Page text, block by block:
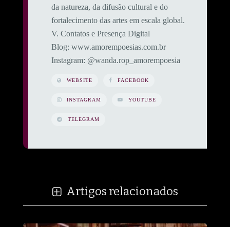
da natureza, da difusão cultural e do
fortalecimento das artes em escala global.
​V. Contatos e Presença Digital
​Blog: www.amorempoesias.com.br
​Instagram: @wanda.rop_amorempoesia
WEBSITE FACEBOOK
INSTAGRAM YOUTUBE
TELEGRAM
Artigos relacionados